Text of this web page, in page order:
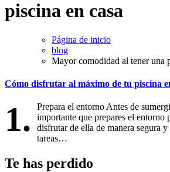
piscina en casa
Página de inicio
blog
Mayor comodidad al tener una
Cómo disfrutar al máximo de tu piscina
1.
Prepara el entorno Antes de
importante que prepares el entorno
disfrutar de ella de manera segura
tareas…
Te has perdido